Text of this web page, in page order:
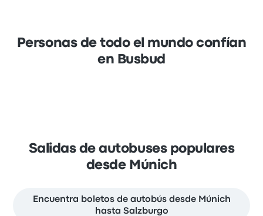
Personas de todo el mundo confían
en Busbud
Salidas de autobuses populares
desde Múnich
Encuentra boletos de autobús desde Múnich
hasta Salzburgo